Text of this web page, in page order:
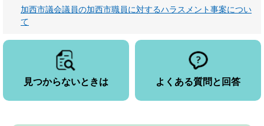
加西市議会議員の加西市職員に対するハラスメント事案につい
て
見つからないときは よくある質問と回答